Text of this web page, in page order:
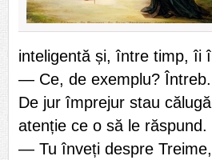
inteligentă și, între timp, îi
— Ce, de exemplu? Întreb.
De jur împrejur stau
atenție ce o să le răspund.
— Tu înveți despre